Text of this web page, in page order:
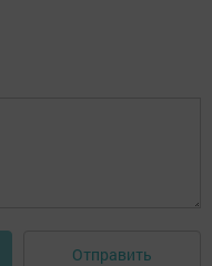
Отправить